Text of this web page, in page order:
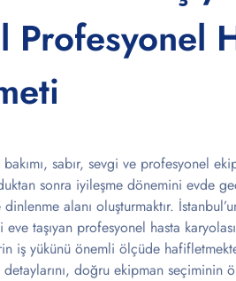
Profesyonel
bakımı, sabır, sevgi ve profesyonel
sonra iyileşme dönemini evde
alanı oluşturmaktır.
eve taşıyan profesyonel hasta
iş yükünü önemli ölçüde
doğru ekipman seçiminin